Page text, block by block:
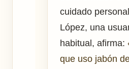
cuidado
López, una
habitual, afirma:
que uso jabón